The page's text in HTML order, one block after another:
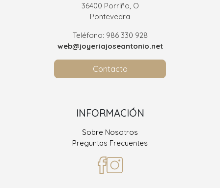
36400 Porriño, O
Pontevedra
Teléfono: 986 330 928
web@joyeriajoseantonio.net
Contacta
INFORMACIÓN
Sobre Nosotros
Preguntas Frecuentes